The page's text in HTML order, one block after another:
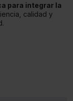
para integrar la
calidad y